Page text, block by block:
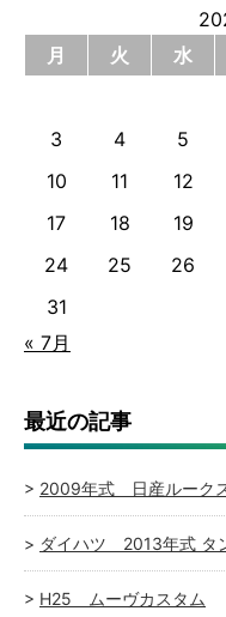
月
火 水
3
4 5
10
11 12
17
18 19
24
25 26
31
« 7月
最近の記事
2009年式 日産ルーク
ダイハツ 2013年式 タ
H25 ムーヴカスタム